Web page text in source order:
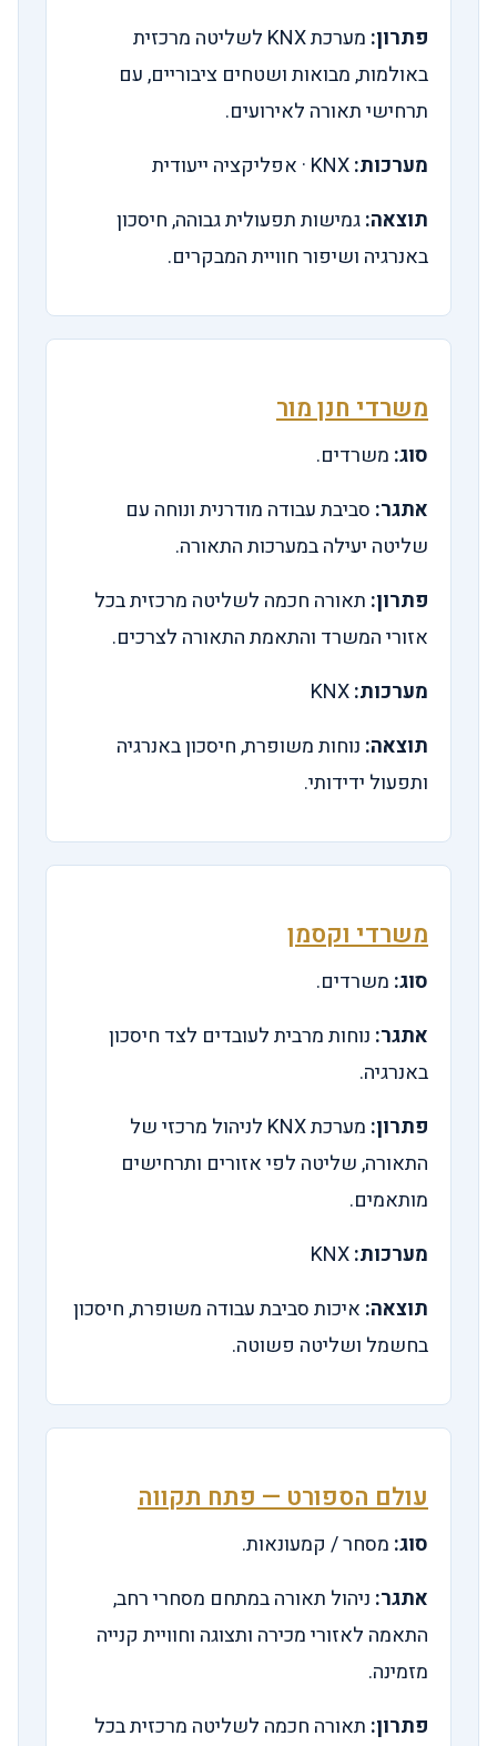
פתרון:
מערכת KNX לשליטה מרכזית
באולמות, מבואות ושטחים ציבוריים, עם
תרחישי תאורה לאירועים.
מערכות:
תוצאה:גמישות תפעולית גבוהה, חיסכון
באנרגיה ושיפור חוויית המבקרים.
משרדי חנן מור
סוג: משרדים.
אתגר: סביבת עבודה מודרנית ונוחה עם
שליטה יעילה במערכות התאורה.
פתרון: תאורה חכמה לשליטה מרכזית בכל
אזורי המשרד והתאמת התאורה לצרכים.
מערכות:
תוצאה: נוחות משופרת, חיסכון באנרגיה
ותפעול ידידותי.
משרדי וקסמן
סוג: משרדים.
אתגר: נוחות מרבית לעובדים לצד חיסכון
באנרגיה.
פתרון:
מערכת KNX לניהול מרכזי של
התאורה, שליטה לפי אזורים ותרחישים
מותאמים.
מערכות:
תוצאה: איכות סביבת עבודה משופרת, חיסכון
בחשמל ושליטה פשוטה.
עולם הספורט — פתח תקווה
סוג: מסחר / קמעונאות.
אתגר: ניהול תאורה במתחם מסחרי רחב,
התאמה לאזורי מכירה ותצוגה וחוויית קנייה
מזמינה.
פתרון: תאורה חכמה לשליטה מרכזית בכל